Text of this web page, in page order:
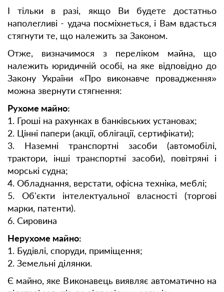
І тільки в разі, якщо Ви будете достатньо
наполегливі - удача посміхнеться, і Вам вдасться
стягнути те, що належить за Законом.
Отже, визначимося з переліком майна, що
належить юридичній особі, на яке відповідно до
Закону України «Про виконавче провадження»
можна звернути стягнення:
Рухоме майно:
1. Гроші на рахунках в банківських установах;
2. Цінні папери (акції, облігації, сертифікати);
3. Наземні транспортні засоби (автомобілі,
трактори, інші транспортні засоби), повітряні і
морські судна;
4. Обладнання, верстати, офісна техніка, меблі;
5. Об'єкти інтелектуальної власності (торгові
марки, патенти).
6. Сировина
Нерухоме майно:
1. Будівлі, споруди, приміщення;
2. Земельні ділянки.
Є майно, яке Виконавець виявляє автоматично на